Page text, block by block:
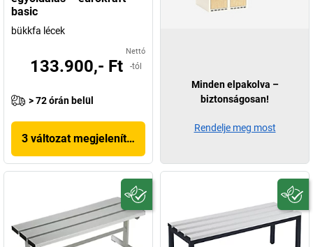
basic
bükkfa lécek
Nettó
133.900,- Ft -tól
> 72 órán belül
3 változat megjelenítése
Minden elpakolva –
biztonságosan!
Rendelje meg most